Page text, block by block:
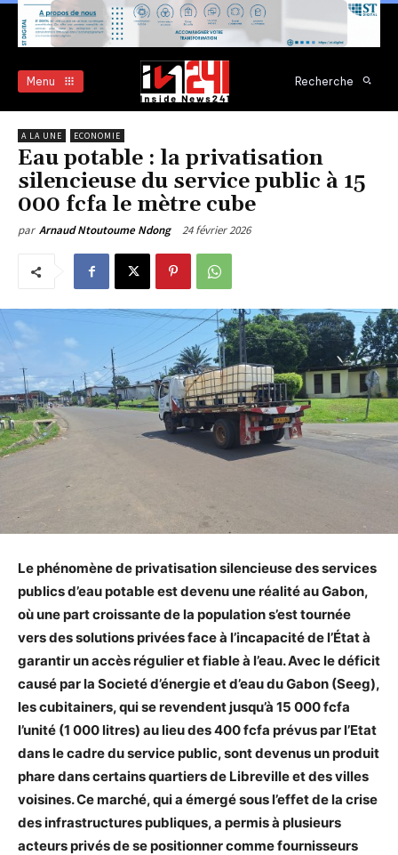
Menu Recherche
A LA UNE ECONOMIE
Eau potable : la privatisation
silencieuse du service public à 15
000 fcfa le mètre cube
par Arnaud Ntoutoume Ndong 24 février 2026
Le phénomène de privatisation silencieuse des services
publics d’eau potable est devenu une réalité au Gabon,
où une part croissante de la population s’est tournée
vers des solutions privées face à l’incapacité de l’État à
garantir un accès régulier et fiable à l’eau. Avec le déficit
causé par la Societé d’énergie et d’eau du Gabon (Seeg),
les cubitainers, qui se revendent jusqu’à 15 000 fcfa
l’unité (1 000 litres) au lieu des 400 fcfa prévus par l’Etat
dans le cadre du service public, sont devenus un produit
phare dans certains quartiers de Libreville et des villes
voisines. Ce marché, qui a émergé sous l’effet de la crise
des infrastructures publiques, a permis à plusieurs
acteurs privés de se positionner comme fournisseurs